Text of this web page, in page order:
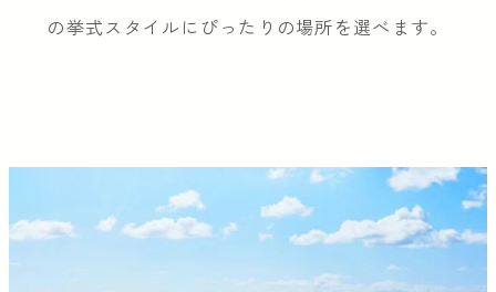
の挙式スタイルにぴったりの場所を選べます。